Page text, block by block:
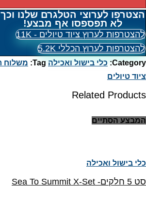
הצטרפו לערוצי הטלגרם שלנו וכך
לא תפספסו אף מבצע!
להצטרפות לערוץ ציוד טיולים - 11K
להצטרפות לערוץ הכללי 5.2K
Category: כלי בישול ואכילה Tag:
ציוד טיולים
Related Products
המבצע הסתיים
כלי בישול ואכילה
סט 5 חלקים- Sea To Summit X-Set